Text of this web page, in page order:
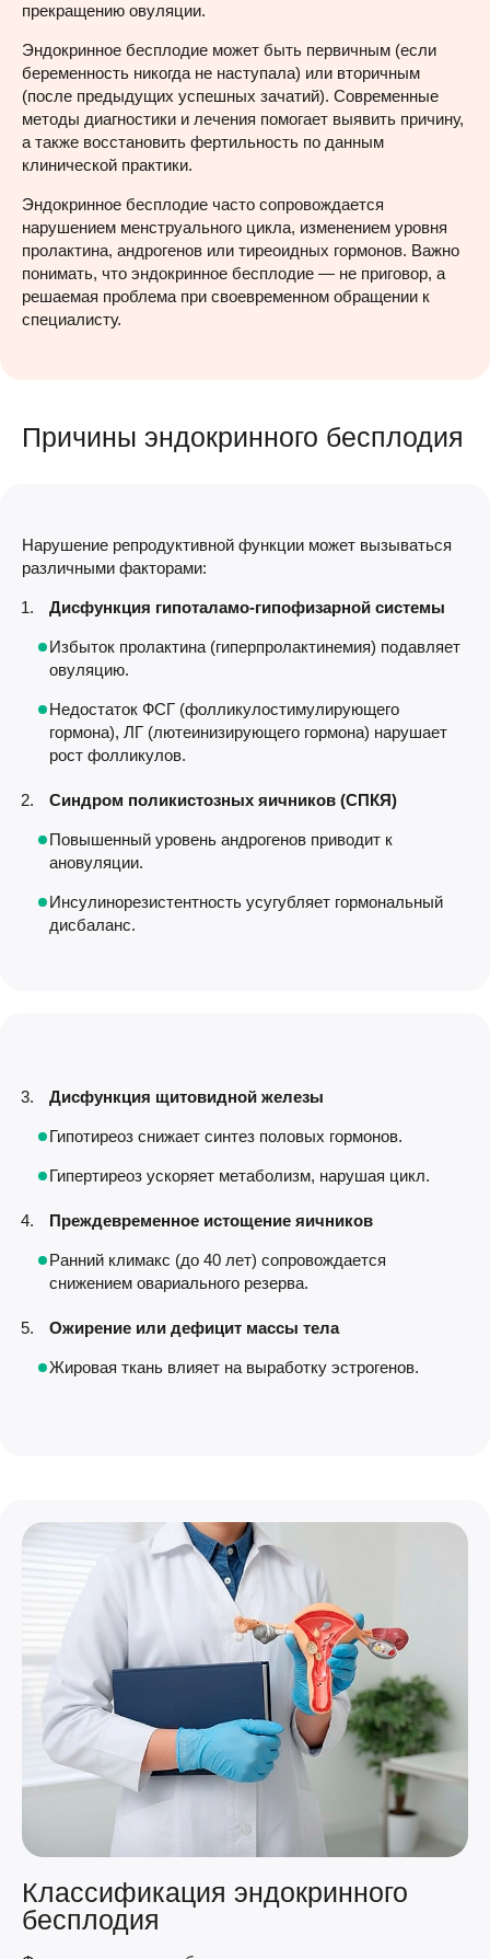
прекращению овуляции.
Эндокринное бесплодие может быть первичным (если
беременность никогда не наступала) или вторичным
(после предыдущих успешных зачатий). Современные
методы диагностики и лечения помогает выявить причину,
а также восстановить фертильность по данным
клинической практики.
Эндокринное бесплодие часто сопровождается
нарушением менструального цикла, изменением уровня
пролактина, андрогенов или тиреоидных гормонов. Важно
понимать, что эндокринное бесплодие — не приговор, а
решаемая проблема при своевременном обращении к
специалисту.
Причины эндокринного бесплодия
Нарушение репродуктивной функции может вызываться
различными факторами:
Дисфункция гипоталамо-гипофизарной системы
Избыток пролактина (гиперпролактинемия) подавляет
овуляцию.
Недостаток ФСГ (фолликулостимулирующего
гормона), ЛГ (лютеинизирующего гормона) нарушает
рост фолликулов.
Синдром поликистозных яичников (СПКЯ)
Повышенный уровень андрогенов приводит к
ановуляции.
Инсулинорезистентность усугубляет гормональный
дисбаланс.
Дисфункция щитовидной железы
Гипотиреоз снижает синтез половых гормонов.
Гипертиреоз ускоряет метаболизм, нарушая цикл.
Преждевременное истощение яичников
Ранний климакс (до 40 лет) сопровождается
снижением овариального резерва.
Ожирение или дефицит массы тела
Жировая ткань влияет на выработку эстрогенов.
Классификация эндокринного
бесплодия